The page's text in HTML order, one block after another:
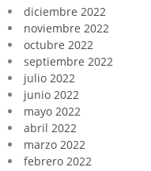
diciembre 2022
noviembre 2022
octubre 2022
septiembre 2022
julio 2022
junio 2022
mayo 2022
abril 2022
marzo 2022
febrero 2022